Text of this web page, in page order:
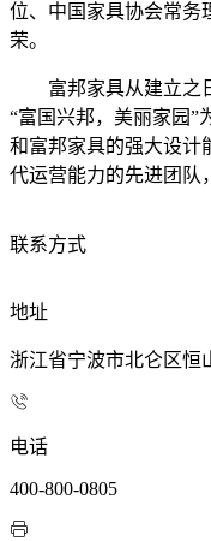
位、中国家具协会常务
荣。
富邦家具从建立之
“富国兴邦，美丽家园”
和富邦家具的强大设计
代运营能力的先进团队
联系方式
地址
浙江省宁波市北仑区恒
电话
400-800-0805